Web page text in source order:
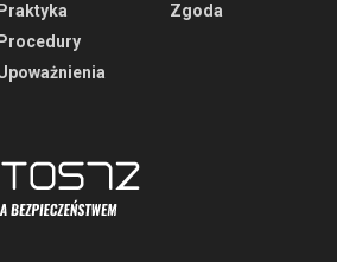
Praktyka
Procedury
Zgoda